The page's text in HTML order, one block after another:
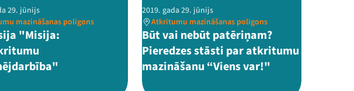
29. jūnijs
mazināšanas poligons
"Misija:
2019. gada 29. jūnijs
Atkritumu mazināšanas poligons
Būt vai nebūt patēriņam?
Pieredzes stāsti par atkritumu
mazināšanu “Viens var!"